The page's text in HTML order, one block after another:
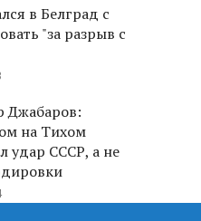
в Белград с
"за разрыв с
Джабаров:
на Тихом
удар СССР, а не